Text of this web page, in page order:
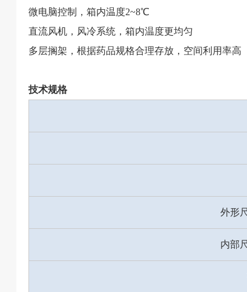
微电脑控制，箱内温度2~8℃
直流风机，风冷系统，箱内温度更均匀
多层搁架，根据药品规格合理存放，空间利用率高
技术规格
外形
内部